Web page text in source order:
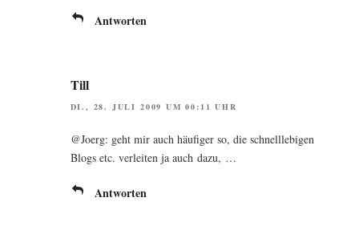
Antworten
Till
DI., 28. JULI 2009 UM 00:11 UHR
@Joerg: geht mir auch häu­fi­ger so, die schnell­le­bi­gen
Blogs etc. ver­lei­ten ja auch dazu, …
Antworten